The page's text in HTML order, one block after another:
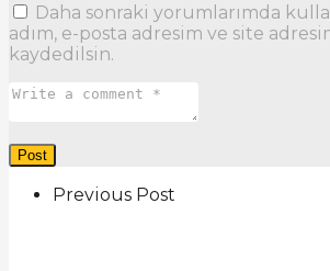
Daha sonraki yorumlarımda
adım, e-posta adresim ve site
kaydedilsin.
Previous Post